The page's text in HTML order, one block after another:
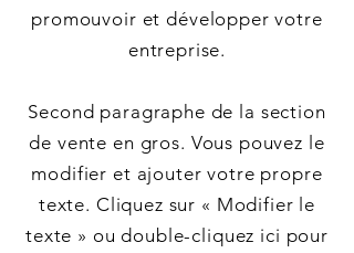
promouvoir et développer votre
entreprise.
Second paragraphe de la section
de vente en gros. Vous pouvez le
modifier et ajouter votre propre
texte. Cliquez sur « Modifier le
texte » ou double-cliquez ici pour